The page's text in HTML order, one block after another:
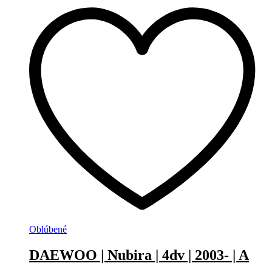
Oblúbené
DAEWOO | Nubira | 4dv | 2003- | A